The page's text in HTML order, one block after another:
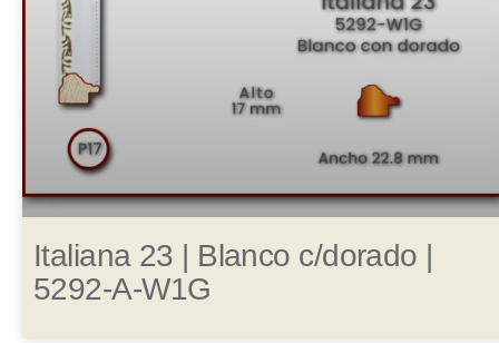
Italiana 23 | Blanco c/dorado |
5292-A-W1G